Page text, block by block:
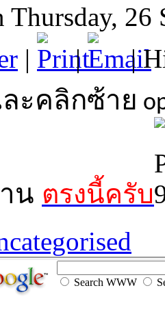
Thursday, 26
| | |
ะคลิกซ้าย
น ตรงนี้ครับ
Search WWW